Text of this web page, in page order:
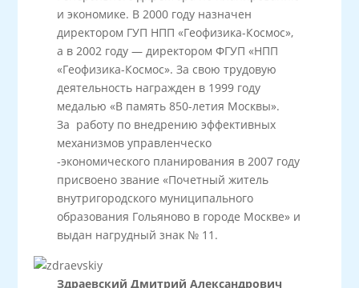
и экономике. В 2000 году назначен
директором ГУП НПП «Геофизика-Космос»,
а в 2002 году — директором ФГУП «НПП
«Геофизика-Космос». За свою трудовую
деятельность награжден в 1999 году
медалью «В память 850-летия Москвы».
За работу по внедрению эффективных
механизмов управленческо
-экономического планирования в 2007 году
присвоено звание «Почетный житель
внутригородского муниципального
образования Гольяново в городе Москве» и
выдан нагрудный знак № 11.
Здраевский Дмитрий Александрович